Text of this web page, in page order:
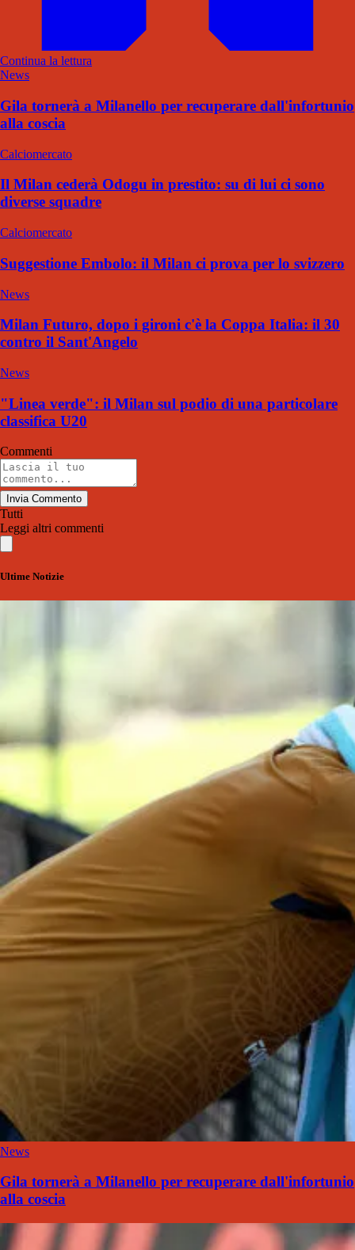
Continua la lettura
News
Gila tornerà a Milanello per recuperare dall'infortunio
alla coscia
Calciomercato
Il Milan cederà Odogu in prestito: su di lui ci sono
diverse squadre
Calciomercato
Suggestione Embolo: il Milan ci prova per lo svizzero
News
Milan Futuro, dopo i gironi c'è la Coppa Italia: il 30
contro il Sant'Angelo
News
"Linea verde": il Milan sul podio di una particolare
classifica U20
Commenti
Invia Commento
Tutti
Leggi altri commenti
Ultime Notizie
News
Gila tornerà a Milanello per recuperare dall'infortunio
alla coscia